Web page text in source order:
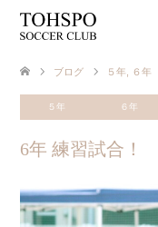
ブログ ５年 ６年
５年 ６年
6年 練習試合！